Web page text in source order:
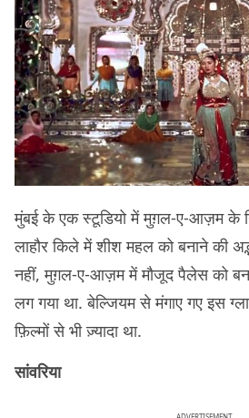
मुंबई के एक स्टूडियो में मुग़ल-ए-आज़म के
लाहौर किले में शीश महल को बनाने की
नहीं, मुग़ल-ए-आज़म में मौजूद पैलेस को
लग गया था. बेल्जियम से मंगाए गए इस
फ़िल्मों से भी ज़्यादा था.
सांवरिया